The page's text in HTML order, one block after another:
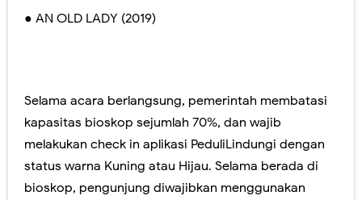
● AN OLD LADY (2019)
Selama acara berlangsung, pemerintah membatasi
kapasitas bioskop sejumlah 70%, dan wajib
melakukan check in aplikasi PeduliLindungi dengan
status warna Kuning atau Hijau. Selama berada di
bioskop, pengunjung diwajibkan menggunakan